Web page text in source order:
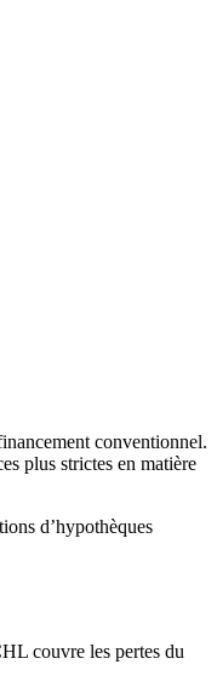
conventionnel.
plus strictes en matière
d’hypothèques
couvre les pertes du